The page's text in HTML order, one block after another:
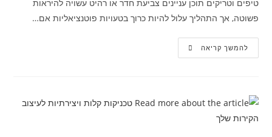
טיפים וטריקים תוכן עניינים צביעת חדר או רהיט עשויה להיראות
פשוטה, אך התהליך עלול להיות כרוך בטעויות פוטנציאליות אם…
להמשך קריאה